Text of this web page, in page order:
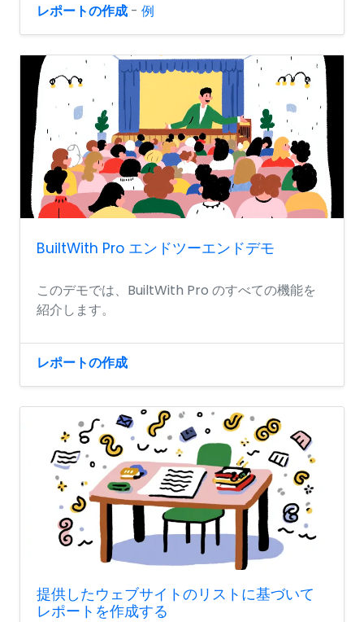
レポートの作成 - 例
BuiltWith Pro エンドツーエンドデモ
このデモでは、BuiltWith Pro のすべての機能を
紹介します。
レポートの作成
提供したウェブサイトのリストに基づいて
レポートを作成する